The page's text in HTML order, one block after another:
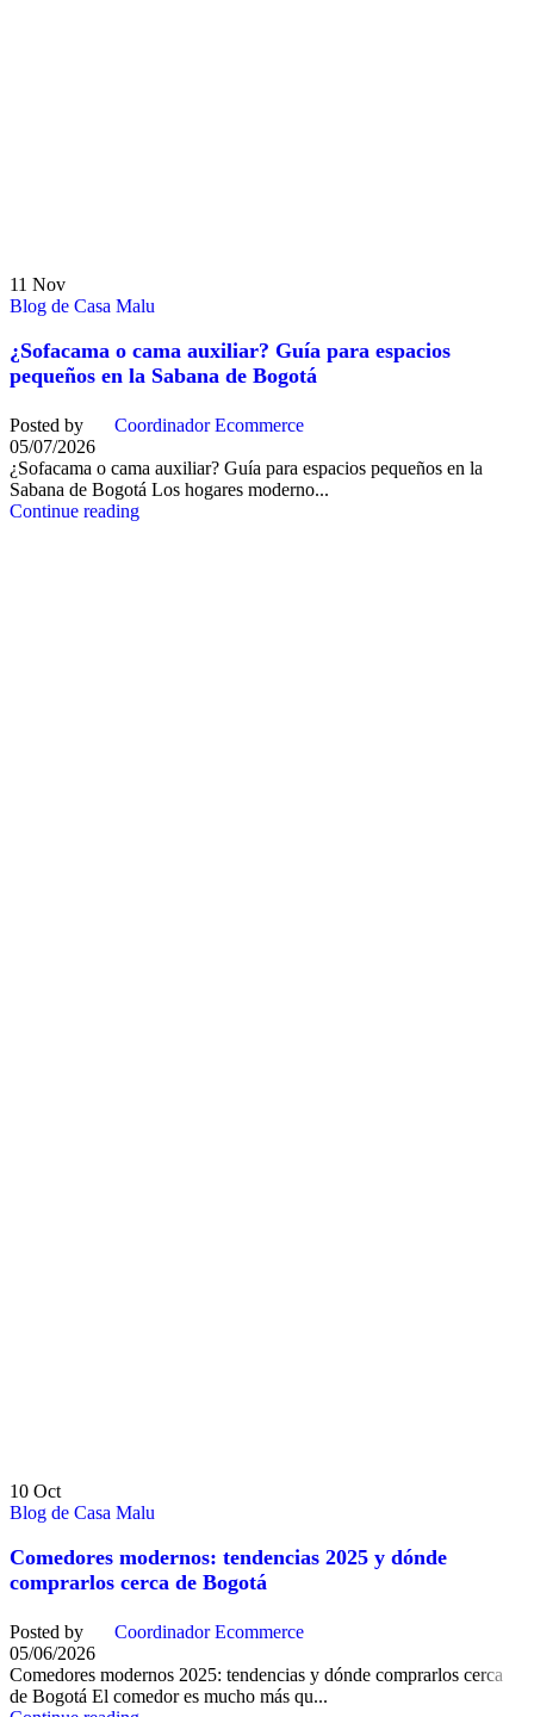
11 Nov
Blog de Casa Malu
¿Sofacama o cama auxiliar? Guía para espacios
pequeños en la Sabana de Bogotá
Posted by
Coordinador Ecommerce
05/07/2026
¿Sofacama o cama auxiliar? Guía para espacios pequeños en la
Sabana de Bogotá Los hogares moderno...
Continue reading
10 Oct
Blog de Casa Malu
Comedores modernos: tendencias 2025 y dónde
comprarlos cerca de Bogotá
Posted by
Coordinador Ecommerce
05/06/2026
Comedores modernos 2025: tendencias y dónde comprarlos cerca
de Bogotá El comedor es mucho más qu...